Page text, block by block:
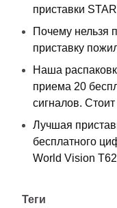
приставки
Почему нельзя
приставку
Наша
приема 20
сигналов.
Лучшая
бесплатного
World Vision
Теги